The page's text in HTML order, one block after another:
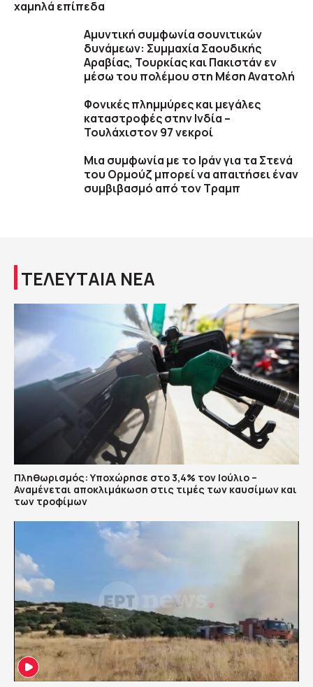
χαμηλά επίπεδα
Αμυντική συμφωνία σουνιτικών
δυνάμεων: Συμμαχία Σαουδικής
Αραβίας, Τουρκίας και Πακιστάν εν
μέσω του πολέμου στη Μέση Ανατολή
Φονικές πλημμύρες και μεγάλες
καταστροφές στην Ινδία –
Τουλάχιστον 97 νεκροί
Μια συμφωνία με το Ιράν για τα Στενά
του Ορμούζ μπορεί να απαιτήσει έναν
συμβιβασμό από τον Τραμπ
ΤΕΛΕΥΤΑΙΑ ΝΕΑ
Πληθωρισμός: Υποχώρησε στο 3,4% τον Ιούλιο –
Αναμένεται αποκλιμάκωση στις τιμές των καυσίμων και
των τροφίμων